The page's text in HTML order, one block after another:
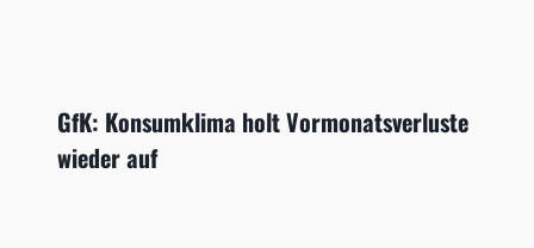
GfK: Konsumklima holt Vormonatsverluste
wieder auf